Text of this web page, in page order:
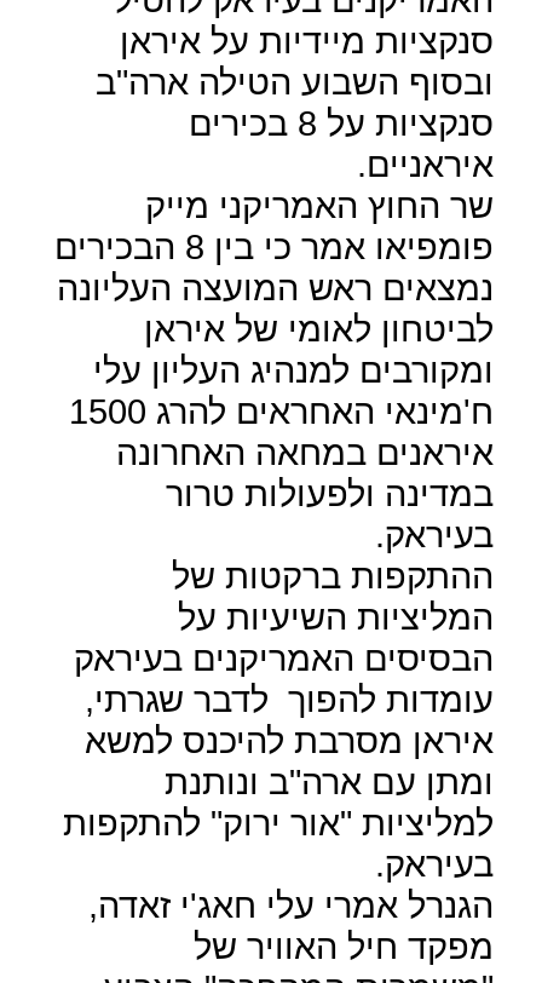
סנקציות מיידיות על איראן
ובסוף השבוע הטילה ארה"ב
סנקציות על 8 בכירים
איראניים.
שר החוץ האמריקני מייק
פומפיאו אמר כי בין 8 הבכירים
נמצאים ראש המועצה העליונה
לביטחון לאומי של איראן
ומקורבים למנהיג העליון עלי
ח'מינאי האחראים להרג 1500
איראנים במחאה האחרונה
במדינה ולפעולות טרור
בעיראק.
ההתקפות ברקטות של
המליציות השיעיות על
הבסיסים האמריקנים בעיראק
עומדות להפוך לדבר שגרתי,
איראן מסרבת להיכנס למשא
ומתן עם ארה"ב ונותנת
למליציות "אור ירוק" להתקפות
בעיראק.
הגנרל אמרי עלי חאג'י זאדה,
מפקד חיל האוויר של